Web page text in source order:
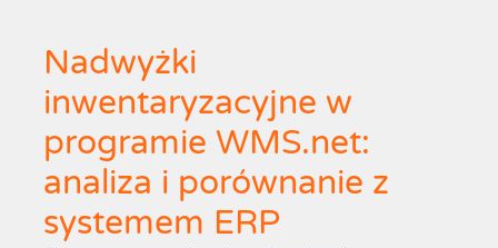
Nadwyżki
inwentaryzacyjne w
programie WMS.net:
analiza i porównanie z
systemem ERP